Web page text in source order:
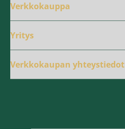
Verkkokauppa
Yritys
Verkkokaupan yhteystiedot